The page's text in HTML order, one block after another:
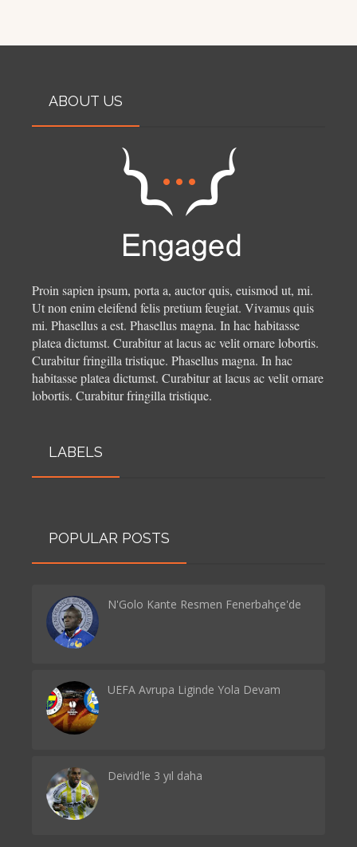
ABOUT US
Proin sapien ipsum, porta a, auctor quis, euismod ut, mi.
Ut non enim eleifend felis pretium feugiat. Vivamus quis
mi. Phasellus a est. Phasellus magna. In hac habitasse
platea dictumst. Curabitur at lacus ac velit ornare lobortis.
Curabitur fringilla tristique. Phasellus magna. In hac
habitasse platea dictumst. Curabitur at lacus ac velit ornare
lobortis. Curabitur fringilla tristique.
LABELS
POPULAR POSTS
N'Golo Kante Resmen Fenerbahçe'de
UEFA Avrupa Liginde Yola Devam
Deivid'le 3 yıl daha